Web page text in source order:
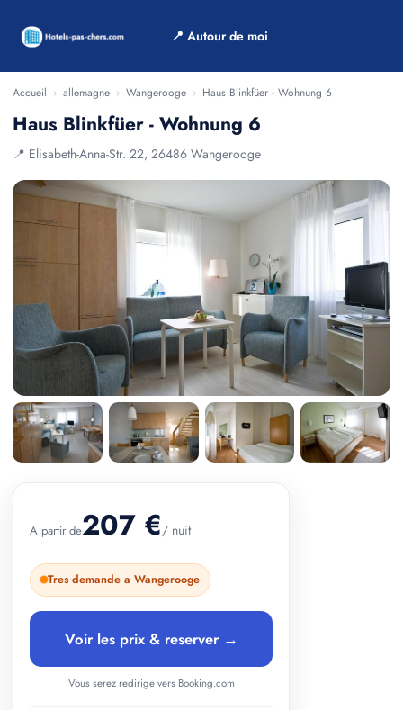
📍 Autour de moi
Accueil › allemagne › Wangerooge › Haus Blinkfüer - Wohnung 6
Haus Blinkfüer - Wohnung 6
📍 Elisabeth-Anna-Str. 22, 26486 Wangerooge
A partir de207 €/ nuit
Tres demande a Wangerooge
Voir les prix & reserver →
Vous serez redirige vers Booking.com